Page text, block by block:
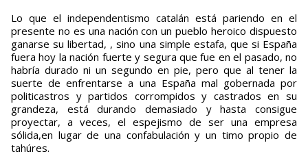
Lo que el independentismo catalán está pariendo en el
presente no es una nación con un pueblo heroico dispuesto
ganarse su libertad, , sino una simple estafa, que si España
fuera hoy la nación fuerte y segura que fue en el pasado, no
habría durado ni un segundo en pie, pero que al tener la
suerte de enfrentarse a una España mal gobernada por
politicastros y partidos corrompidos y castrados en su
grandeza, está durando demasiado y hasta consigue
proyectar, a veces, el espejismo de ser una empresa
sólida,en lugar de una confabulación y un timo propio de
tahúres.